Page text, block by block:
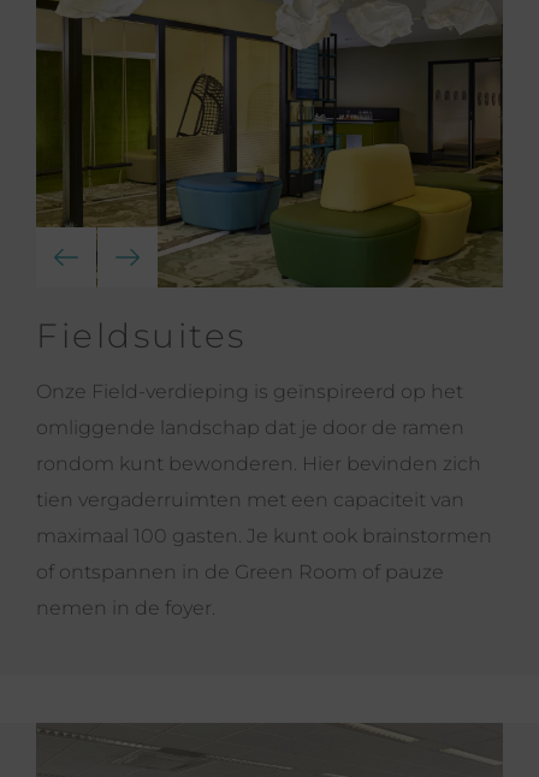
Fieldsuites
Onze Field-verdieping is geïnspireerd op het
omliggende landschap dat je door de ramen
rondom kunt bewonderen. Hier bevinden zich
tien vergaderruimten met een capaciteit van
maximaal 100 gasten. Je kunt ook brainstormen
of ontspannen in de Green Room of pauze
nemen in de foyer.